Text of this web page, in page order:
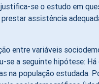
se o estudo em
assistência
entre variáveis
a seguinte hipótese:
na população estudada.